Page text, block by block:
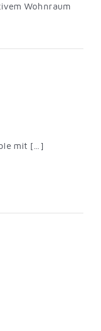
Wohnraum
mit […]